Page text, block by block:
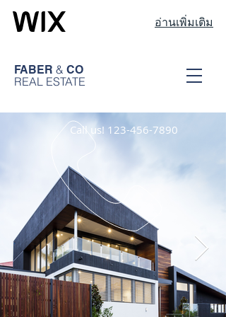
อ่านเพิ่มเติม